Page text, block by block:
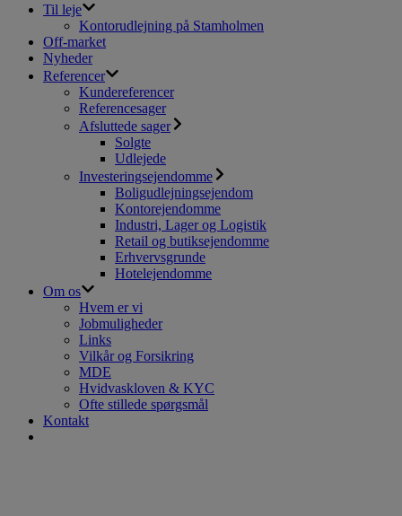
Til leje
Kontorudlejning på Stamholmen
Off-market
Nyheder
Referencer
Kundereferencer
Referencesager
Afsluttede sager
Solgte
Udlejede
Investeringsejendomme
Boligudlejningsejendom
Kontorejendomme
Industri, Lager og Logistik
Retail og butiksejendomme
Erhvervsgrunde
Hotelejendomme
Om os
Hvem er vi
Jobmuligheder
Links
Vilkår og Forsikring
MDE
Hvidvaskloven & KYC
Ofte stillede spørgsmål
Kontakt